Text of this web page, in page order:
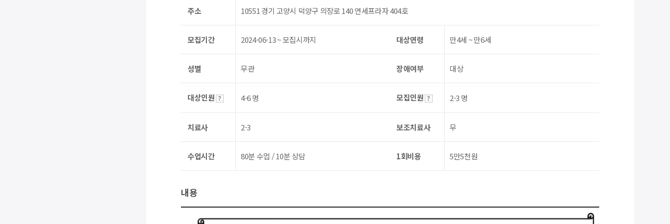
주소 10551 경기 고양시 덕양구 의장로 140 연세프라자 404호
모집기간 2024-06-13 ~ 모집시까지 대상연령 만4세 ~ 만6세
성별 무관 장애여부 대상
대상인원 4-6 명 모집인원 2-3 명
치료사 2-3 보조치료사 무
수업시간 80분 수업 / 10분 상담 1회비용 5만5천원
내용